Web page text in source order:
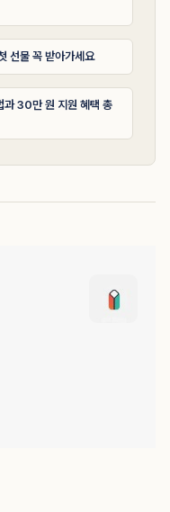
선물 꼭 받아가세요
과 30만 원 지원 혜택 총